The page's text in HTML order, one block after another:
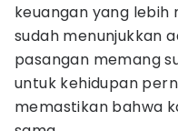
keuangan yang lebih
sudah menunjukkan
pasangan memang
untuk kehidupan
memastikan bahwa